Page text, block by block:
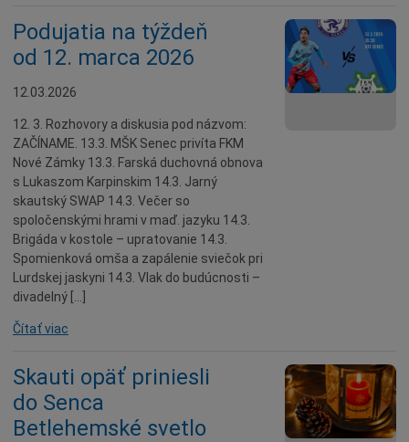
Turizmus
Slnečné jazerá
Rady a tipy
Benefícia
Deti a rodina
Dobrovoľníctvo
Benefícia
Duchovný život
EkoMesto
Tradície
Zvieratá
Súťaž
Podujatia na týždeň
od 12. marca 2026
12.03.2026
12. 3. Rozhovory a diskusia pod názvom:
ZAČÍNAME. 13.3. MŠK Senec privíta FKM
Nové Zámky 13.3. Farská duchovná obnova
s Lukaszom Karpinskim 14.3. Jarný
skautský SWAP 14.3. Večer so
spoločenskými hrami v maď. jazyku 14.3.
Brigáda v kostole – upratovanie 14.3.
Spomienková omša a zapálenie sviečok pri
Lurdskej jaskyni 14.3. Vlak do budúcnosti –
divadelný […]
Čítať viac
Skauti opäť priniesli
do Senca
Betlehemské svetlo